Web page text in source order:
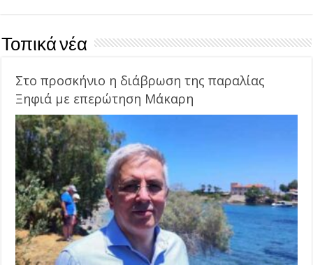
Τοπικά νέα
Στο προσκήνιο η διάβρωση της παραλίας
Ξηφιά με επερώτηση Μάκαρη